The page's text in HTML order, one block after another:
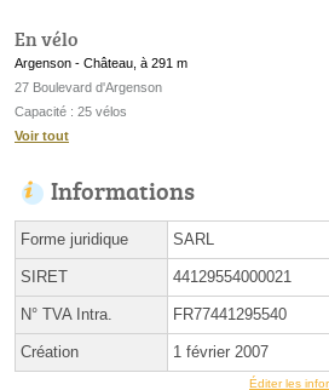
En vélo
Argenson - Château, à 291 m
27 Boulevard d'Argenson
Capacité : 25 vélos
Voir tout
Informations
Forme juridique SARL
SIRET 44129554000021
N° TVA Intra. FR77441295540
Création 1 février 2007
Éditer les